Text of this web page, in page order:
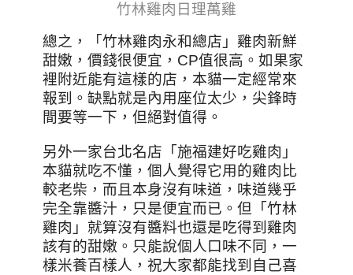
竹林雞肉日理萬雞
總之，「竹林雞肉永和總店」雞肉新鮮
甜嫩，價錢很便宜，CP值很高。如果家
裡附近能有這樣的店，本貓一定經常來
報到。缺點就是內用座位太少，尖鋒時
間要等一下，但絕對值得。
另外一家台北名店「施福建好吃雞肉」
本貓就吃不懂，個人覺得它用的雞肉比
較老柴，而且本身沒有味道，味道幾乎
完全靠醬汁，只是便宜而已。但「竹林
雞肉」就算沒有醬料也還是吃得到雞肉
該有的甜嫩。只能說個人口味不同，一
樣米養百樣人，祝大家都能找到自己喜